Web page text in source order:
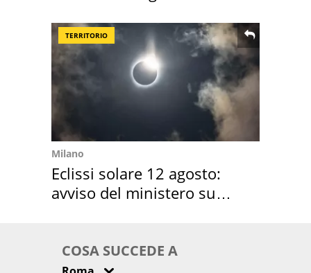
TERRITORIO
Milano
Eclissi solare 12 agosto:
avviso del ministero su